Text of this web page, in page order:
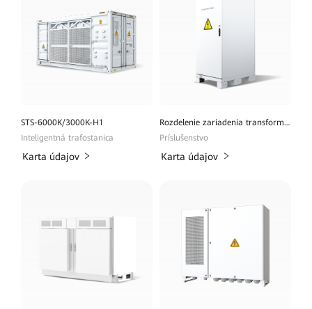
STS-6000K/3000K-H1
Inteligentná trafostanica
Karta údajov
Rozdelenie zariadenia transformátor DTS-200K-D0
Príslušenstvo
Karta údajov